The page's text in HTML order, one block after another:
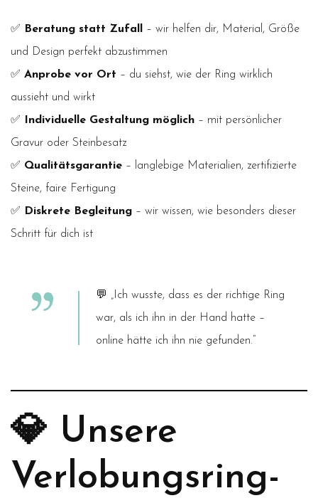
✅ Beratung statt Zufall
– wir helfen dir, Material, Größe
und Design perfekt abzustimmen
✅ Anprobe vor Ort – du siehst, wie der Ring wirklich
aussieht und wirkt
✅
Individuelle Gestaltung möglich – mit persönlicher
Gravur oder Steinbesatz
✅ Qualitätsgarantie – langlebige Materialien, zertifizierte
Steine, faire Fertigung
✅
Diskrete Begleitung – wir wissen, wie besonders dieser
Schritt für dich ist
💬 „Ich wusste, dass es der richtige Ring
war, als ich ihn in der Hand hatte –
online hätte ich ihn nie gefunden.“
💎 Unsere
Verlobungsring-